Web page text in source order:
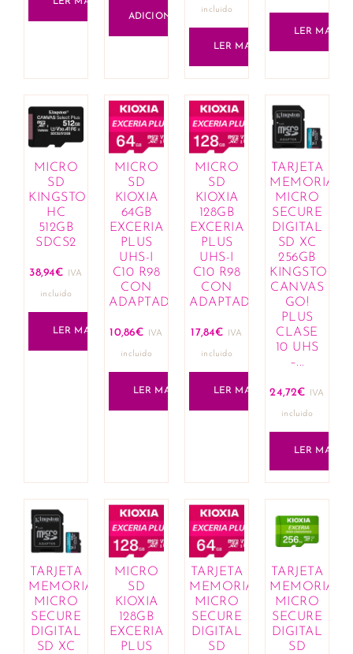
ADICIONAR
incluido
LER MAIS
LER MAIS
MICRO
SD
KINGSTON
HC
512GB
SDCS2
38,94€ IVA
incluido
LER MAIS
MICRO
SD
KIOXIA
64GB
EXCERIA
PLUS
UHS-I
C10 R98
CON
ADAPTADOR
10,86€ IVA
incluido
LER MAIS
MICRO
SD
KIOXIA
128GB
EXCERIA
PLUS
UHS-I
C10 R98
CON
ADAPTADOR
17,84€ IVA
incluido
LER MAIS
TARJETA
MEMORIA
MICRO
SECURE
DIGITAL
SD XC
256GB
KINGSTON
CANVAS
GO!
PLUS
CLASE
10 UHS
–...
24,72€ IVA
incluido
LER MAIS
TARJETA
MEMORIA
MICRO
SECURE
DIGITAL
SD XC
MICRO
SD
KIOXIA
128GB
EXCERIA
PLUS
TARJETA
MEMORIA
MICRO
SECURE
DIGITAL
SD
TARJETA
MEMORIA
MICRO
SECURE
DIGITAL
SD